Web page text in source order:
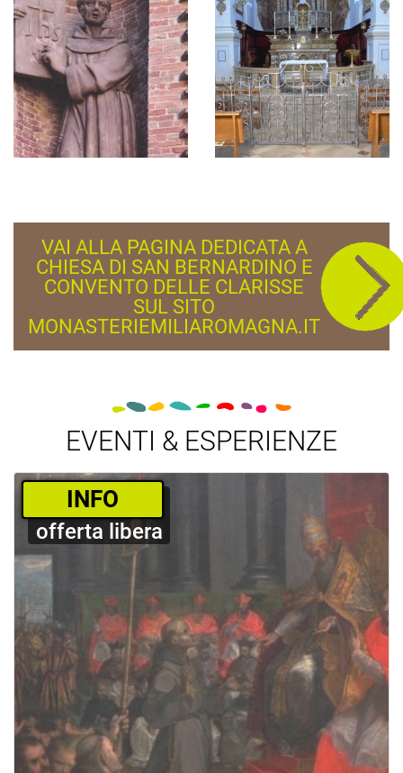
VAI ALLA PAGINA DEDICATA A
CHIESA DI SAN BERNARDINO E
CONVENTO DELLE CLARISSE
SUL SITO
MONASTERIEMILIAROMAGNA.IT
EVENTI & ESPERIENZE
­INFO
offerta libera